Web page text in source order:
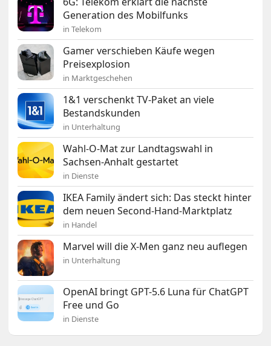
Generation des Mobilfunks
in Telekom
Gamer verschieben Käufe wegen
Preisexplosion
in Marktgeschehen
1&1 verschenkt TV-Paket an viele
Bestandskunden
in Unterhaltung
Wahl-O-Mat zur Landtagswahl in
Sachsen-Anhalt gestartet
in Dienste
IKEA Family ändert sich: Das steckt hinter
dem neuen Second-Hand-Marktplatz
in Handel
Marvel will die X-Men ganz neu auflegen
in Unterhaltung
OpenAI bringt GPT-5.6 Luna für ChatGPT
Free und Go
in Dienste